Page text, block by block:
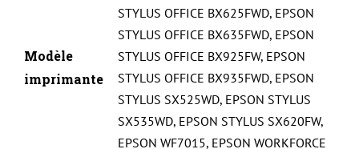
Modèle
imprimante
STYLUS OFFICE BX625FWD, EPSON
STYLUS OFFICE BX635FWD, EPSON
STYLUS OFFICE BX925FW, EPSON
STYLUS OFFICE BX935FWD, EPSON
STYLUS SX525WD, EPSON STYLUS
SX535WD, EPSON STYLUS SX620FW,
EPSON WF7015, EPSON WORKFORCE